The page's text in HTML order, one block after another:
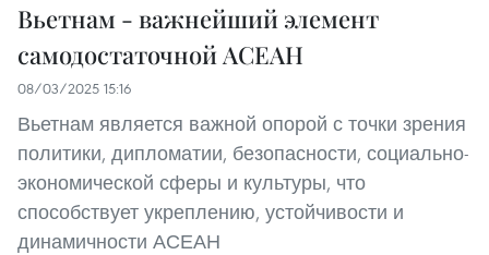
Вьетнам - важнейший элемент
самодостаточной АСЕАН
08/03/2025 15:16
Вьетнам является важной опорой с точки зрения
политики, дипломатии, безопасности, социально-
экономической сферы и культуры, что
способствует укреплению, устойчивости и
динамичности АСЕАН